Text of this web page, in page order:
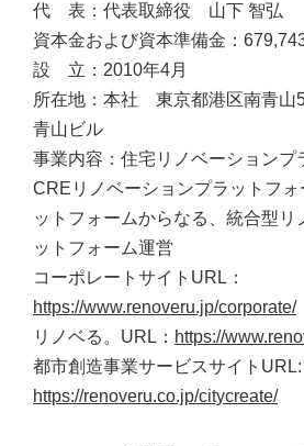
代 表：代表取締役 山下 智弘
資本金および資本準備金：
設 立：2010年4月
所在地：本社 東京都港区南青山
青山ビル
事業内容：住宅リノベーションプ
CREリノベーションプラットフ
ットフォームからなる、統合型リ
ットフォーム運営
コーポレートサイトURL：
https://www.renoveru.jp/corporate/
リノベる。URL： https://
都市創造事業サービスサイトURL:
https://renoveru.co.jp/citycreate/